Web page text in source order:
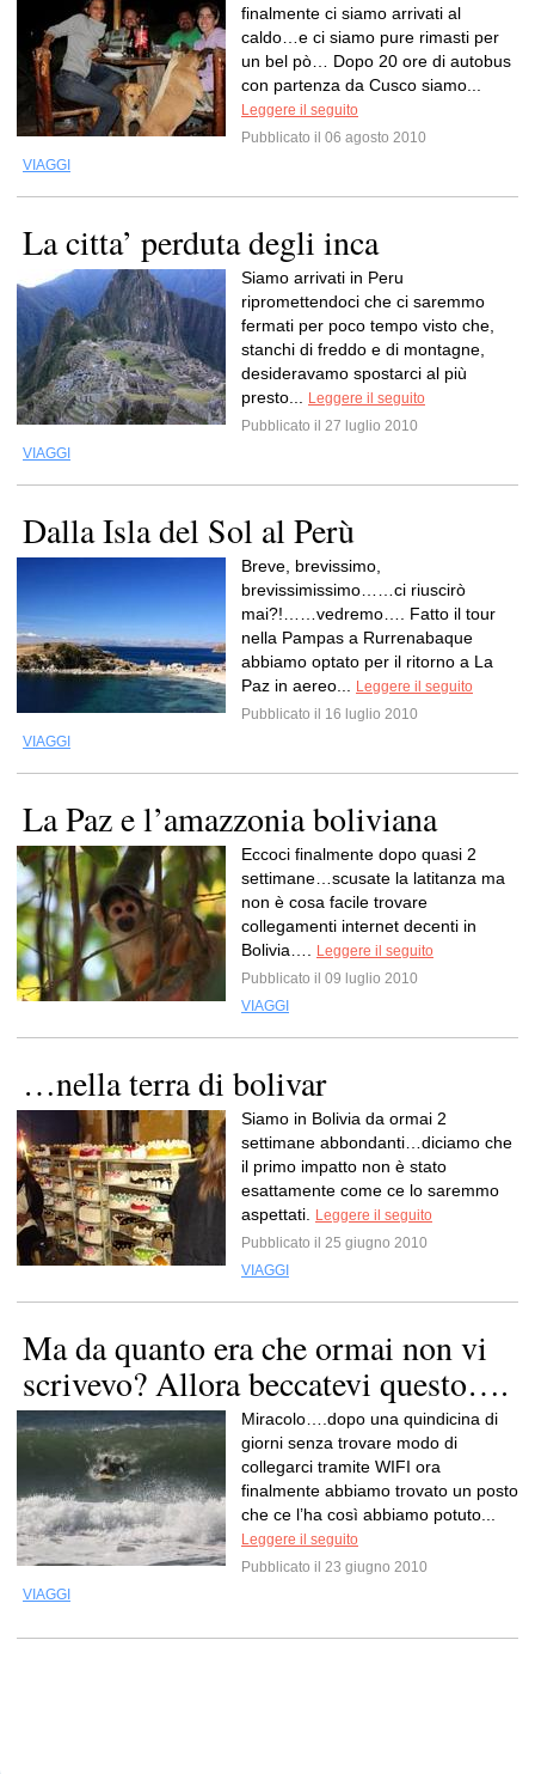
finalmente ci siamo arrivati al
caldo…e ci siamo pure rimasti per
un bel pò… Dopo 20 ore di autobus
con partenza da Cusco siamo...
Leggere il seguito
Pubblicato il 06 agosto 2010
VIAGGI
La citta’ perduta degli inca
Siamo arrivati in Peru
ripromettendoci che ci saremmo
fermati per poco tempo visto che,
stanchi di freddo e di montagne,
desideravamo spostarci al più
presto...
Leggere il seguito
Pubblicato il 27 luglio 2010
VIAGGI
Dalla Isla del Sol al Perù
Breve, brevissimo,
brevissimissimo……ci riuscirò
mai?!……vedremo…. Fatto il tour
nella Pampas a Rurrenabaque
abbiamo optato per il ritorno a La
Paz in aereo...
Leggere il seguito
Pubblicato il 16 luglio 2010
VIAGGI
La Paz e l’amazzonia boliviana
Eccoci finalmente dopo quasi 2
settimane…scusate la latitanza ma
non è cosa facile trovare
collegamenti internet decenti in
Bolivia….
Leggere il seguito
Pubblicato il 09 luglio 2010
VIAGGI
…nella terra di bolivar
Siamo in Bolivia da ormai 2
settimane abbondanti…diciamo che
il primo impatto non è stato
esattamente come ce lo saremmo
aspettati.
Leggere il seguito
Pubblicato il 25 giugno 2010
VIAGGI
Ma da quanto era che ormai non vi
scrivevo? Allora beccatevi questo….
Miracolo….dopo una quindicina di
giorni senza trovare modo di
collegarci tramite WIFI ora
finalmente abbiamo trovato un posto
che ce l’ha così abbiamo potuto...
Leggere il seguito
Pubblicato il 23 giugno 2010
VIAGGI